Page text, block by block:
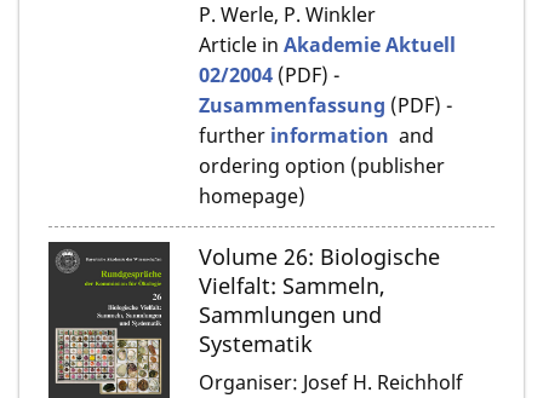
P. Werle, P. Winkler
Article in Akademie Aktuell
02/2004 (PDF) -
Zusammenfassung (PDF) -
further information and
ordering option (publisher
homepage)
Volume 26: Biologische
Vielfalt: Sammeln,
Sammlungen und
Systematik
Organiser: Josef H. Reichholf